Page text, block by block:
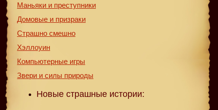
Маньяки и преступники
Домовые и призраки
Страшно смешно
Хэллоуин
Компьютерные игры
Звери и силы природы
Новые страшные истории: